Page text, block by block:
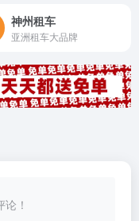
神州租车
亚洲租车大品牌
！